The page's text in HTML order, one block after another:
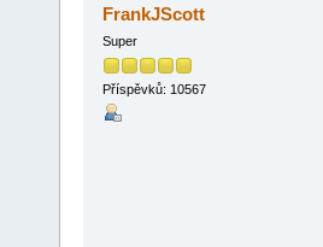
FrankJScott
Super
Příspěvků: 10567